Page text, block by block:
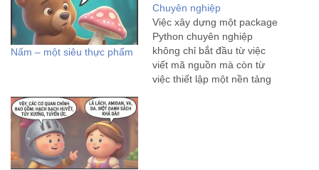
Nấm – một siêu thực phẩm
Chuyên nghiệp
Việc xây dựng một package
Python chuyên nghiệp
không chỉ bắt đầu từ việc
viết mã nguồn mà còn từ
việc thiết lập một nền tảng